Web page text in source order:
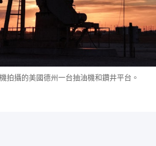
拍攝的美國德州一台抽油機和鑽井平台。